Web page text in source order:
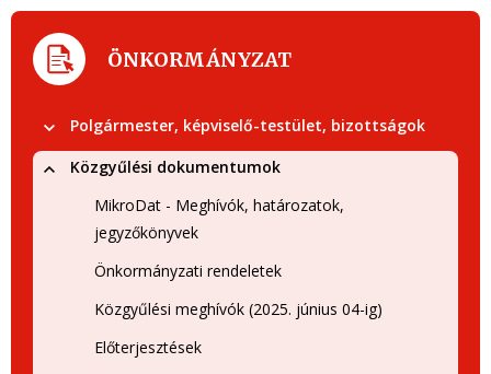
ÖNKORMÁNYZAT
Polgármester, képviselő-testület, bizottságok
Közgyűlési dokumentumok
MikroDat - Meghívók, határozatok,
jegyzőkönyvek
Önkormányzati rendeletek
Közgyűlési meghívók (2025. június 04-ig)
Előterjesztések